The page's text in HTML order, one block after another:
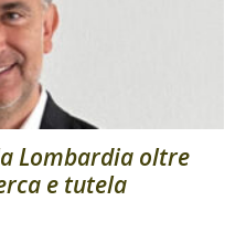
Lombardia oltre
e tutela